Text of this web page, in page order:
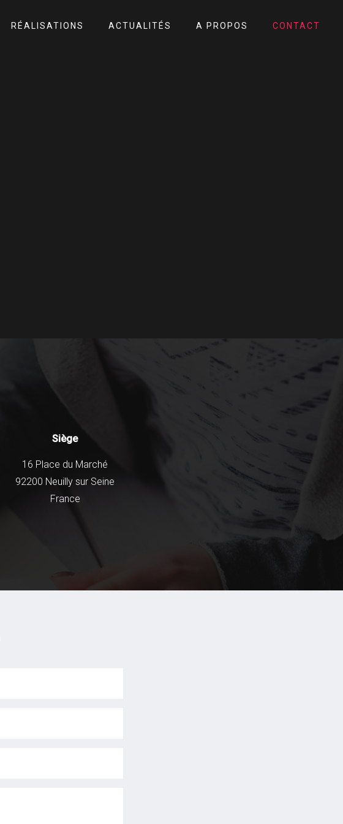
RÉALISATIONS ACTUALITÉS A PROPOS CONTACT
Siège
16 Place du Marché
92200 Neuilly sur Seine
France